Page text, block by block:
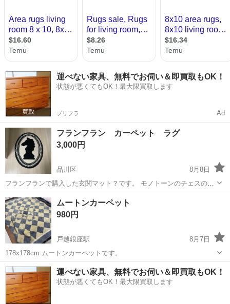
運べない家具、無料でお伺い＆即買取もOK！
状態が悪くてもOK！最大限買取します
プリフラ Ad
フランフラン カーペット ラグ
3,000円
品川区
8月8日
フランフランで購入した玄関マット？です。 モノトーンのチェスの駒
のデザインでお洒落です。 小さなテーブルを置いたり、玄関やキッチ
ンに置いても可愛いです。 鏡の前に置いていただけなので直接は使用
していませんが、向かって左に小...
東京 品川区 カーペット/マット/ラグ
ムートンカーペット
980円
戸越銀座駅
8月7日
178x178cm ムートンカーペットです。
東京 品川区 戸越銀座駅 カーペット/マット/ラグ
運べない家具、無料でお伺い＆即買取もOK！
状態が悪くてもOK！最大限買取します